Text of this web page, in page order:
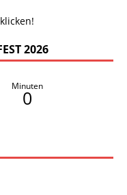
2026
Minuten
0